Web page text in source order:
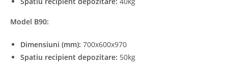
Model B90:
Dimensiuni (mm): 700x600x970
Spatiu recipient depozitare: 50kg